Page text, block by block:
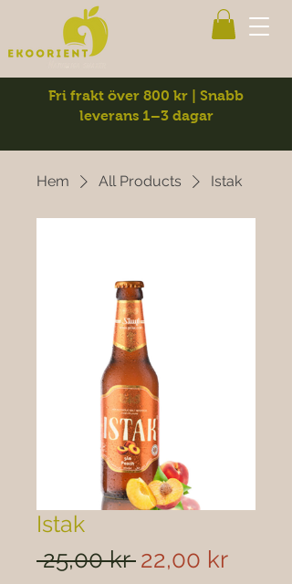
Fri frakt över 800 kr | Snabb
leverans 1–3 dagar
Hem All Products Istak
Istak
25,00 kr Ordinarie
22,00 kr